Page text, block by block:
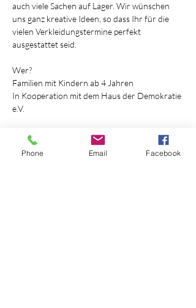
auch viele Sachen auf Lager. Wir wünschen
uns ganz kreative Ideen, so dass Ihr für die
vielen Verkleidungstermine perfekt
ausgestattet seid.
Wer?
Familien mit Kindern ab 4 Jahren
In Kooperation mit dem Haus der Demokratie
e.V.
Mehr anzeigen
Phone Email Facebook